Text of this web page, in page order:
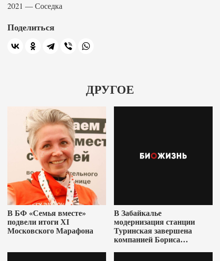
2021 — Соседка
Поделиться
ДРУГОЕ
В БФ «Семья вместе»
подвели итоги XI
Московского Марафона
В Забайкалье
модернизация станции
Туринская завершена
компанией Бориса